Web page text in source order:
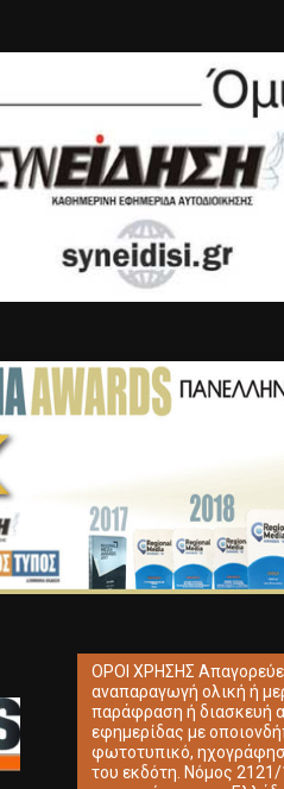
ΟΡΟΙ ΧΡΗΣΗΣ
αναπαραγωγή ολική ή
παράφραση ή διασκευή
εφημερίδας με
φωτοτυπικό,
του εκδότη. Νόμος 2121/